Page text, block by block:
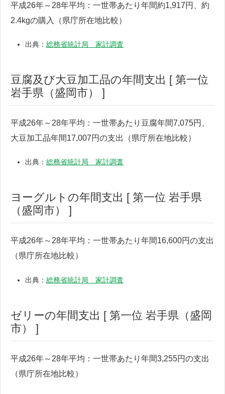
平成26年～28年平均：一世帯あたり年間約1,917円、約
2.4kgの購入（県庁所在地比較）
出典： 総務省統計局 家計調査
豆腐及び大豆加工品の年間支出 [ 第一位
岩手県（盛岡市） ]
平成26年～28年平均：一世帯あたり豆腐年間7,075円、
大豆加工品年間17,007円の支出（県庁所在地比較）
出典： 総務省統計局 家計調査
ヨーグルトの年間支出 [ 第一位 岩手県
（盛岡市） ]
平成26年～28年平均：一世帯あたり年間16,600円の支出
（県庁所在地比較）
出典： 総務省統計局 家計調査
ゼリーの年間支出 [ 第一位 岩手県（盛岡
市） ]
平成26年～28年平均：一世帯あたり年間3,255円の支出
（県庁所在地比較）